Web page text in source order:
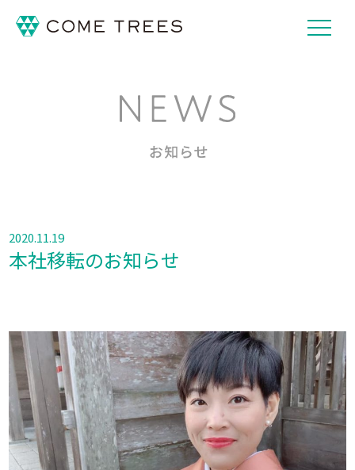
2020.11.19
本社移転のお知らせ